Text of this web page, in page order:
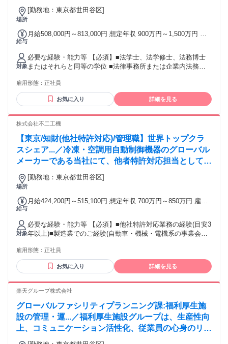
の法的基盤を強固にするミッションを担います。具体
的には、
場所
[勤務地：東京都世田谷区]
給与
月給508,000円～813,000円 想定年収 900万円～1,500万円 雇
月給￥508,000～￥813,000 基本給￥385,823～￥617,468 固定
残業代￥122,177～￥195,532を含む/月 諸手当：通勤手当（会
社規定に基づき支給）、残業手当（固定残業代制 超過分別途
支給） 試用期間 有 期間：3ヶ月 備考：変更無
対象
必要な経験・能力等 【必須】■法学士、法学修士、法務博士
またはそれらと同等の学位 ■法律事務所または企業内法務担
ること（TOEIC800点以上） 【魅力・やりがい】通信業界の
パラダイムシフトを法務から創造する、他では得られない手
応えがあります。6ヵ国に跨るグローバル組織の一員として、
ける環境です。多様な国籍の同僚とクロスファンクショナル
がら、世界市場を舞台にしたキャリアを飛躍的に広げられま
す。 学歴・資格 学歴：大学院 大学 語学力：英語 資格：
雇用形態： 正社員
お気に入り 詳細を見る
株式会社不二工機
【東京/知財(他社特許対応)/管理職】世界トップクラ
スシェア...／冷凍・空調用自動制御機器のグローバル
メーカーである当社にて、他者特許対応担当として、
権利化及び他社特許の調査及び管理をお任せいたしま
す。管理職での採用予定です。
場所
[勤務地：東京都世田谷区]
給与
月給424,200円～515,100円 想定年収 700万円～850万円 雇用
給￥424,200～￥515,100 基本給￥424,200～￥515,100を含む/
月 ■賞与実績:年2回(2025年計4.91ヶ月実績) 諸手当：通勤手当
（会社規定に基づき支給） 試用期間 有 期間：3ヶ月 備考：変
更無
対象
必要な経験・能力等 【必須】■他社特許対応業務の経験(目安3
年以上)■製造業でのご経験(自動車・機械・電機系の事業会
的文書の読解力、文書作成力 【特徴】冷凍,空調,カーエアコ
ン分野における自動制御機器のグローバルメーカーとして、
世界中の快適な暮らしを支えています。カーエアコン用バル
ア30%を誇ります。自動車業界は「100年に一度の転換期」を
ンで培った技術をEVに応用することで、EV対応型の新製品開
発を推進しています。 学歴・資格 学歴：大学院 大学 語学
力： 資格：
雇用形態： 正社員
お気に入り 詳細を見る
楽天グループ株式会社
グローバルファシリティプランニング課:福利厚生施
設の管理・運...／福利厚生施設グループは、生産性向
上、コミュニケーション活性化、従業員の心身のリフ
レッシュを目的とした、多様な福利厚生施設の企画と